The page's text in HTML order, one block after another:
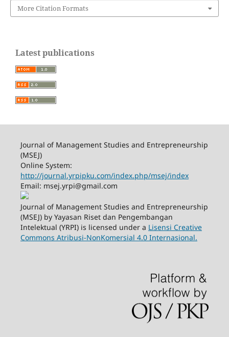
More Citation Formats
Latest publications
Journal of Management Studies and Entrepreneurship
(MSEJ)
Online System:
http://journal.yrpipku.com/index.php/msej/index
Email: msej.yrpi@gmail.com
Journal of Management Studies and Entrepreneurship
(MSEJ) by Yayasan Riset dan Pengembangan
Intelektual (YRPI) is licensed under a Lisensi Creative
Commons Atribusi-NonKomersial 4.0 Internasional.